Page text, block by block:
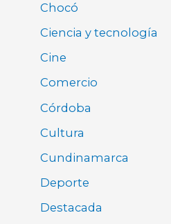
Chocó
Ciencia y tecnología
Cine
Comercio
Córdoba
Cultura
Cundinamarca
Deporte
Destacada